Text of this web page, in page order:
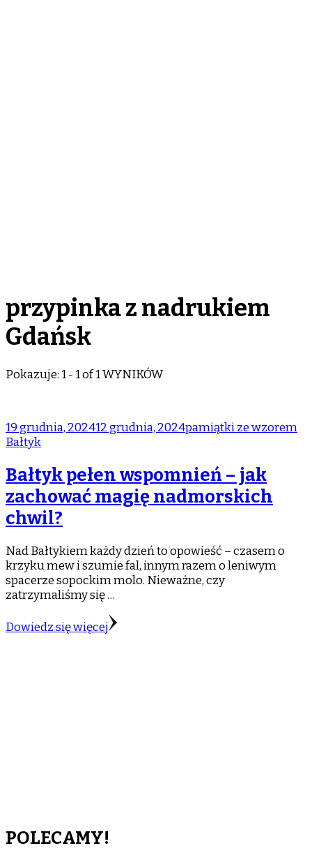
przypinka z nadrukiem
Gdańsk
Pokazuje: 1 - 1 of 1 WYNIKÓW
19 grudnia, 202412 grudnia, 2024pamiątki ze wzorem
Bałtyk
Bałtyk pełen wspomnień – jak
zachować magię nadmorskich
chwil?
Nad Bałtykiem każdy dzień to opowieść – czasem o
krzyku mew i szumie fal, innym razem o leniwym
spacerze sopockim molo. Nieważne, czy
zatrzymaliśmy się …
Dowiedz się więcej
POLECAMY!